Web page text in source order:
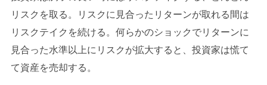
リスクを取る。リスクに見合ったリターンが取れる間は
リスクテイクを続ける。何らかのショックでリターンに
見合った水準以上にリスクが拡大すると、投資家は慌て
て資産を売却する。